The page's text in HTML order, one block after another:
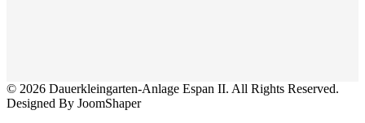
© 2026 Dauerkleingarten-Anlage Espan II. All Rights Reserved.
Designed By JoomShaper